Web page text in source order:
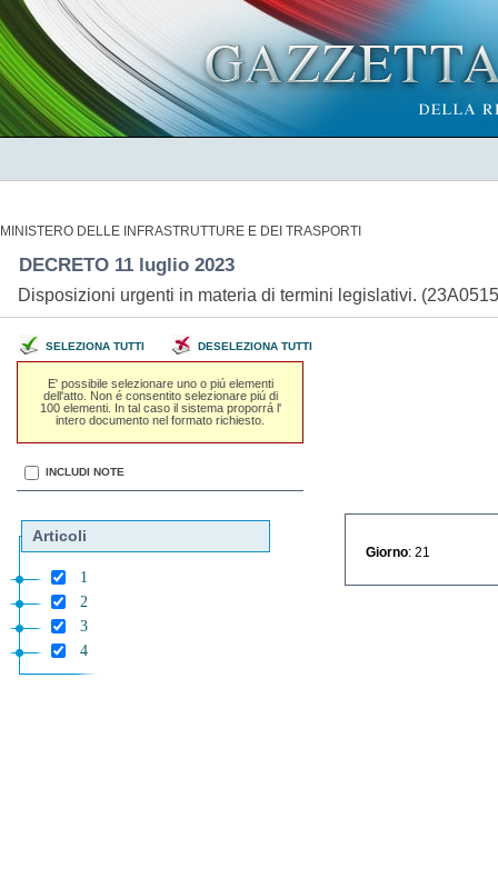
MINISTERO DELLE INFRASTRUTTURE E DEI TRASPORTI
DECRETO 11 luglio 2023
Disposizioni urgenti in materia di termini legislativi.
SELEZIONA TUTTI DESELEZIONA TUTTI
E' possibile selezionare uno o piú elementi
dell'atto. Non é consentito selezionare piú di
100 elementi. In tal caso il sistema proporrá l'
intero documento nel formato richiesto.
INCLUDI NOTE
Articoli
1
2
3
4
Giorno : 21